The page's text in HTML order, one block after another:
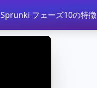
Sprunki フェーズ10の特徴